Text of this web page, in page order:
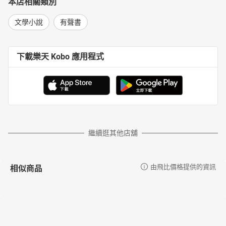
本店相關類別
文學小說 有聲書
下載樂天 Kobo 應用程式
繼續逛其他店舖
相似商品 由飛比價格提供的資訊